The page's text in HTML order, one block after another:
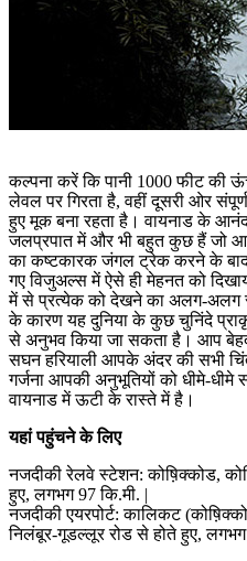
कल्पना करें कि पानी 1000 फीट की
लेवल पर गिरता है, वहीं दूसरी ओर
हुए मूक बना रहता है। वायनाड के
जलप्रपात में और भी बहुत कुछ हैं जो
का कष्टकारक जंगल ट्रेक करने के बाद
गए विजुअल्स में ऐसे ही मेहनत को
में से प्रत्येक को देखने का अलग-अलग
के कारण यह दुनिया के कुछ चुनिंदे
से अनुभव किया जा सकता है। आप
सघन हरियाली आपके अंदर की सभी
गर्जना आपकी अनुभूतियों को धीमे-धीमे
वायनाड में ऊटी के रास्ते में है।
यहां पहुंचने के लिए
नजदीकी रेलवे स्टेशन: कोष़िक्कोड,
हुए, लगभग 97 कि.मी. |
नजदीकी एयरपोर्ट: कालिकट
निलंबूर-गूडल्लूर रोड से होते हुए, लगभग